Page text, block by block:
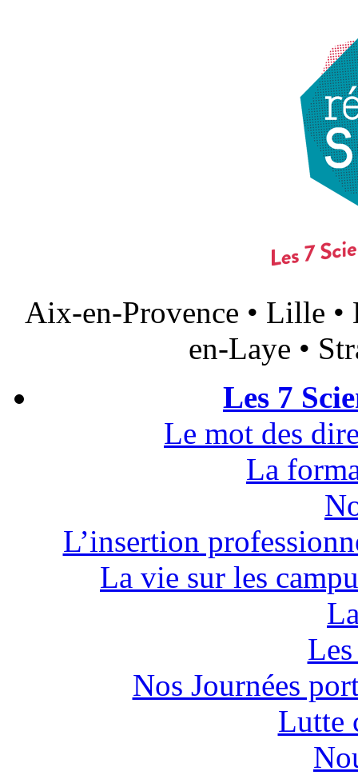
Aix-en-Provence • Lille •
en-Laye •
Les 7
Le mot des
La
L’insertion
La vie sur les
Nos Journées
Lutte